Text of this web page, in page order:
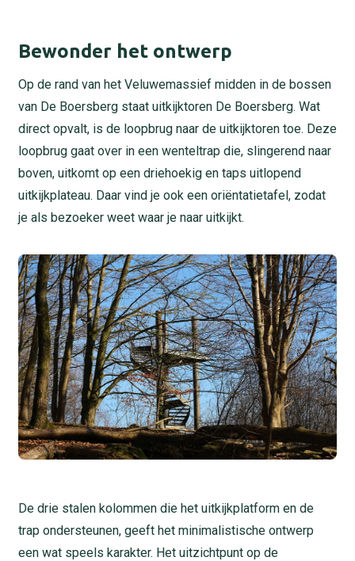
Bewonder het ontwerp
Op de rand van het Veluwemassief midden in de bossen
van De Boersberg staat uitkijktoren De Boersberg. Wat
direct opvalt, is de loopbrug naar de uitkijktoren toe. Deze
loopbrug gaat over in een wenteltrap die, slingerend naar
boven, uitkomt op een driehoekig en taps uitlopend
uitkijkplateau. Daar vind je ook een oriëntatietafel, zodat
je als bezoeker weet waar je naar uitkijkt.
De drie stalen kolommen die het uitkijkplatform en de
trap ondersteunen, geeft het minimalistische ontwerp
een wat speels karakter. Het uitzichtpunt op de